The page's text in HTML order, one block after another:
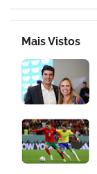
Mais Vistos